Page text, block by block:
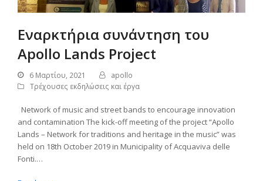
Εναρκτήρια συνάντηση του
Apollo Lands Project
6 Μαρτίου, 2021
apollo
Τρέχουσες εκδηλώσεις και έργα
Network of music and street bands to encourage innovation
and contamination The kick-off meeting of the project “Apollo
Lands – Network for traditions and heritage in the music” was
held on 18th October 2019 in Municipality of Acquaviva delle
Fonti.…